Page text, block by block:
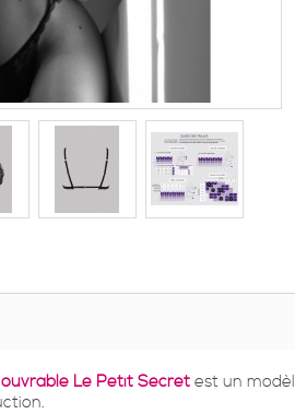
Le Petit Secret est un